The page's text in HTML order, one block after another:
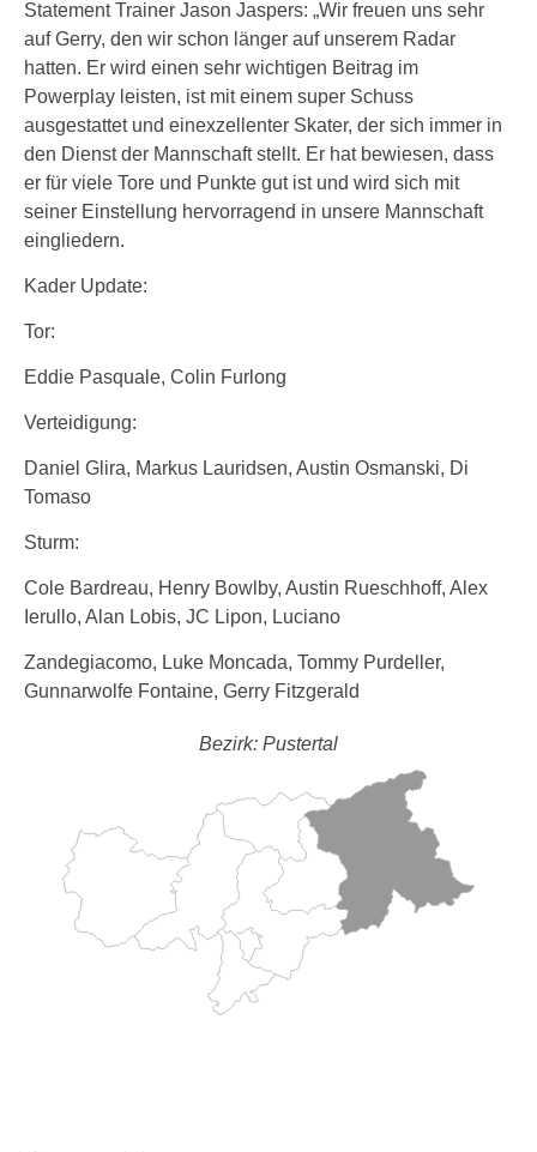
Statement Trainer Jason Jaspers: „Wir freuen uns sehr
auf Gerry, den wir schon länger auf unserem Radar
hatten. Er wird einen sehr wichtigen Beitrag im
Powerplay leisten, ist mit einem super Schuss
ausgestattet und einexzellenter Skater, der sich immer in
den Dienst der Mannschaft stellt. Er hat bewiesen, dass
er für viele Tore und Punkte gut ist und wird sich mit
seiner Einstellung hervorragend in unsere Mannschaft
eingliedern.
Kader Update:
Tor:
Eddie Pasquale, Colin Furlong
Verteidigung:
Daniel Glira, Markus Lauridsen, Austin Osmanski, Di
Tomaso
Sturm:
Cole Bardreau, Henry Bowlby, Austin Rueschhoff, Alex
Ierullo, Alan Lobis, JC Lipon, Luciano
Zandegiacomo, Luke Moncada, Tommy Purdeller,
Gunnarwolfe Fontaine, Gerry Fitzgerald
Bezirk: Pustertal